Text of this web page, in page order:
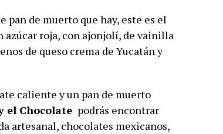
pan de muerto que hay, este es el
azúcar roja, con ajonjolí, de vainilla
de queso crema de Yucatán y
caliente y un pan de muerto
el Chocolate podrás encontrar
artesanal, chocolates mexicanos,